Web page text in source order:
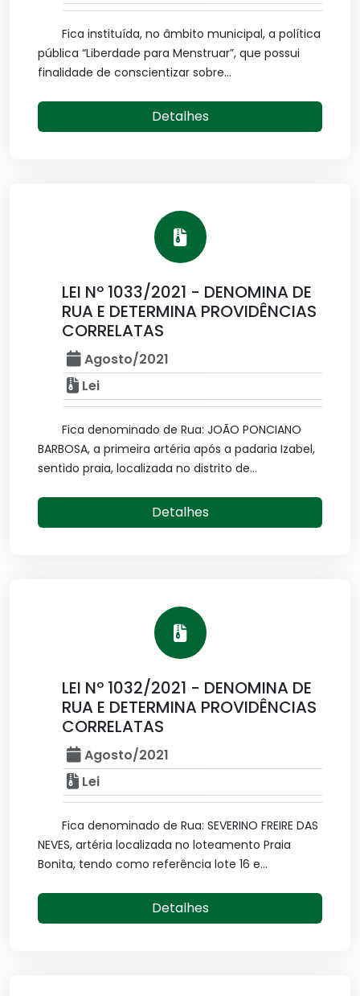
Fica instituída, no âmbito municipal, a política
pública “Liberdade para Menstruar”, que possui
finalidade de conscientizar sobre...
Detalhes
LEI Nº 1033/2021 - DENOMINA DE
RUA E DETERMINA PROVIDÊNCIAS
CORRELATAS
Agosto/2021
Lei
Fica denominado de Rua: JOÃO PONCIANO
BARBOSA, a primeira artéria após a padaria Izabel,
sentido praia, localizada no distrito de...
Detalhes
LEI Nº 1032/2021 - DENOMINA DE
RUA E DETERMINA PROVIDÊNCIAS
CORRELATAS
Agosto/2021
Lei
Fica denominado de Rua: SEVERINO FREIRE DAS
NEVES, artéria localizada no loteamento Praia
Bonita, tendo como referência lote 16 e...
Detalhes